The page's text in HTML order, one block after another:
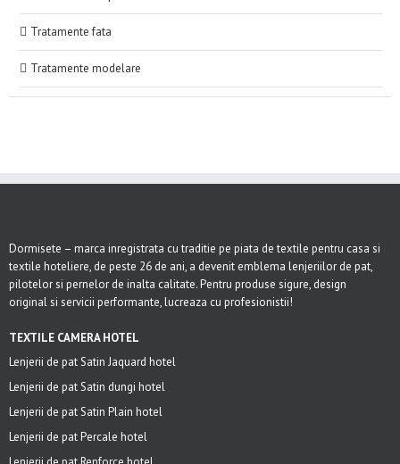
Tratamente fata
Tratamente modelare
Dormisete – marca inregistrata cu traditie pe piata de textile pentru casa si
textile hoteliere, de peste 26 de ani, a devenit emblema lenjeriilor de pat,
pilotelor si pernelor de inalta calitate. Pentru produse sigure, design
original si servicii performante, lucreaza cu profesionistii!
TEXTILE CAMERA HOTEL
Lenjerii de pat Satin Jaquard hotel
Lenjerii de pat Satin dungi hotel
Lenjerii de pat Satin Plain hotel
Lenjerii de pat Percale hotel